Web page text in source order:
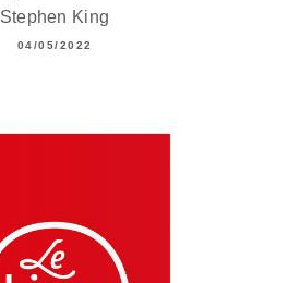
Stephen King
04/05/2022